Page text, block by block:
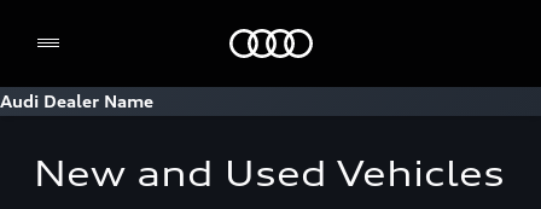
Audi Dealer Name
New and Used Vehicles